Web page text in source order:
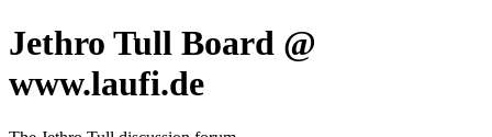
Jethro Tull Board @
www.laufi.de